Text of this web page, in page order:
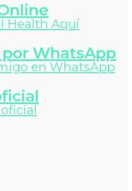
Health Aquí
WhatsApp
en WhatsApp